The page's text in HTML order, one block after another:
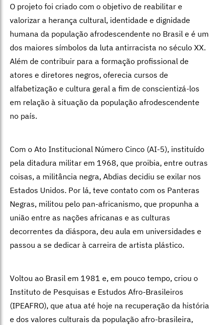
O projeto foi criado com o objetivo de reabilitar e
valorizar a herança cultural, identidade e dignidade
humana da população afrodescendente no Brasil e é um
dos maiores símbolos da luta antirracista no século XX.
Além de contribuir para a formação profissional de
atores e diretores negros, oferecia cursos de
alfabetização e cultura geral a fim de conscientizá-los
em relação à situação da população afrodescendente
no país.
Com o Ato Institucional Número Cinco (AI-5), instituído
pela ditadura militar em 1968, que proibia, entre outras
coisas, a militância negra, Abdias decidiu se exilar nos
Estados Unidos. Por lá, teve contato com os Panteras
Negras, militou pelo pan-africanismo, que propunha a
união entre as nações africanas e as culturas
decorrentes da diáspora, deu aula em universidades e
passou a se dedicar à carreira de artista plástico.
Voltou ao Brasil em 1981 e, em pouco tempo, criou o
Instituto de Pesquisas e Estudos Afro-Brasileiros
(IPEAFRO), que atua até hoje na recuperação da história
e dos valores culturais da população afro-brasileira,